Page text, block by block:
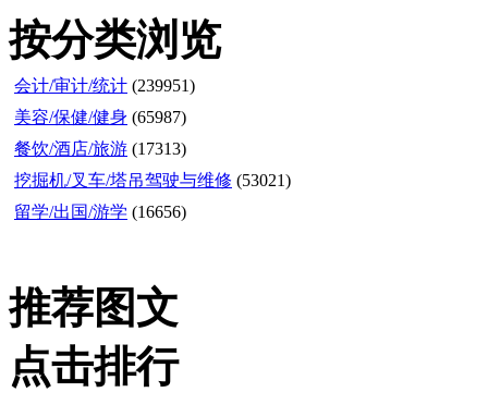
按分类浏览
会计/审计/统计 (239951)
美容/保健/健身 (65987)
餐饮/酒店/旅游 (17313)
挖掘机/叉车/塔吊驾驶与维修 (53021)
留学/出国/游学 (16656)
推荐图文
点击排行